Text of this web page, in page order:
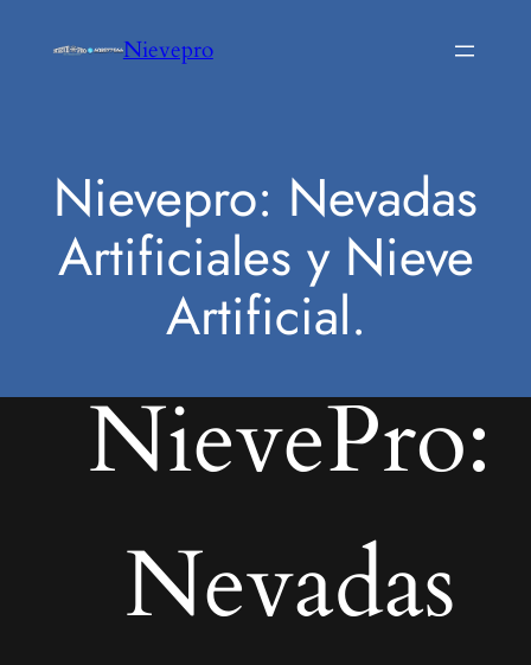
Nievepro
Nievepro: Nevadas
Artificiales y Nieve
Artificial.
NievePro:
Nevadas